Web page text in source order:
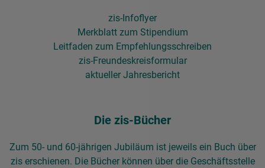
zis-Infoflyer
Merkblatt zum Stipendium
Leitfaden zum Empfehlungsschreiben
zis-Freundeskreisformular
aktueller Jahresbericht​​​​​​​
Die zis-Bücher
Zum 50- und 60-jährigen Jubiläum ist jeweils ein Buch über
zis erschienen. Die Bücher können über die Geschäftsstelle